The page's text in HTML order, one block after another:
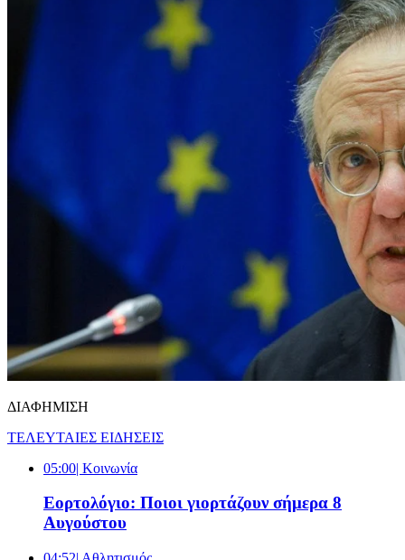
ΔΙΑΦΗΜΙΣΗ
ΤΕΛΕΥΤΑΙΕΣ ΕΙΔΗΣΕΙΣ
05:00| Κοινωνία
Εορτολόγιο: Ποιοι γιορτάζουν σήμερα 8
Αυγούστου